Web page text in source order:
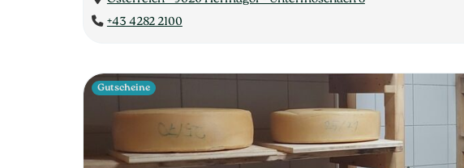
+43 4282 2100
Gutscheine